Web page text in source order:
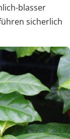
blasser
sicherlich